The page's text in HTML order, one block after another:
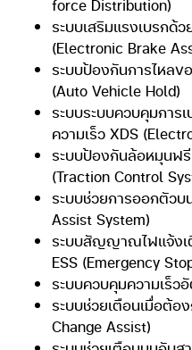
force Distribution)
ระบบเสริมแรงเบรกด้
(Electronic Brake
ระบบป้องกันการไหลข
(Auto Vehicle Hold)
ระบบระบบควบคุมการ
ความเร็ว XDS
ระบบป้องกันล้อหมุนฟ
(Traction Control
ระบบช่วยการออกตัว
Assist System)
ระบบสัญญาณไฟแจ้งเ
ESS (Emergency
ระบบควบคุมความเร็ว
ระบบช่วยเตือนเมื่อต้อ
Change Assist)